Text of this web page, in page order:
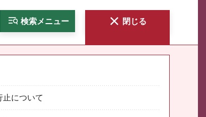
検索メニュー 閉じる
止について